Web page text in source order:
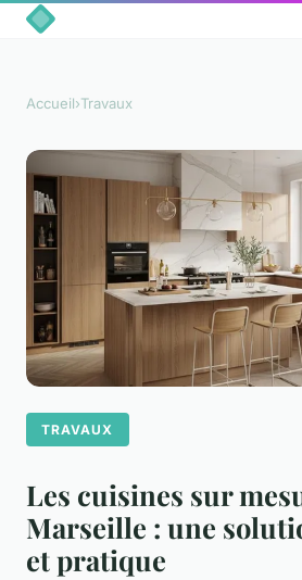
Accueil›Travaux
TRAVAUX
Les cuisines sur
Marseille : une
et pratique